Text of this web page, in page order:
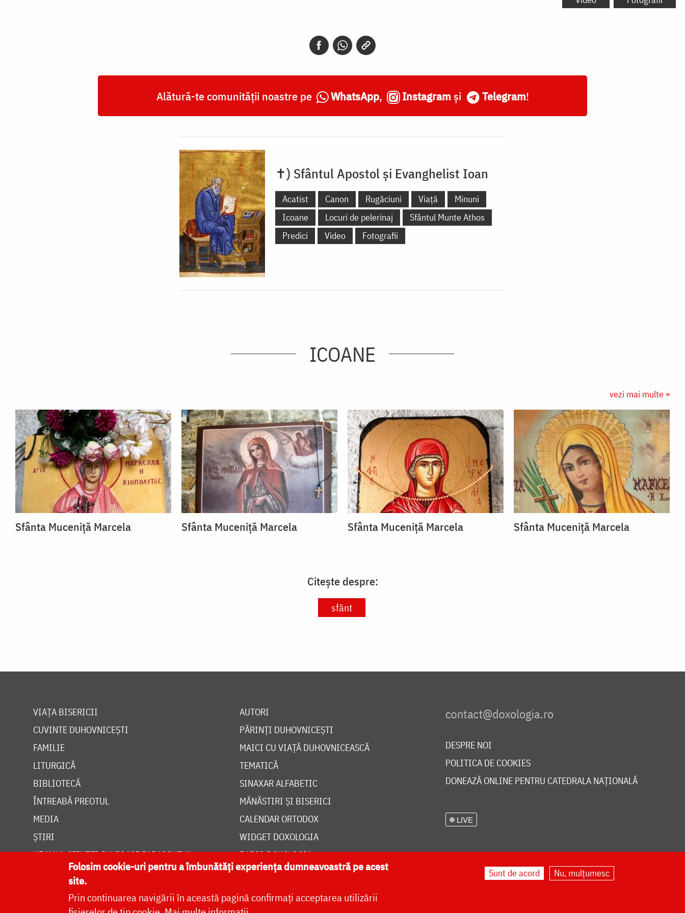
Alătură-te comunității noastre pe WhatsApp, Instagram și Telegram!
✝) Sfântul Apostol și Evanghelist Ioan
Acatist Canon Rugăciuni Viață
Minuni
Icoane
Locuri de pelerinaj
Sfântul Munte Athos
Predici
Video Fotografii
ICOANE
vezi mai multe »
Sfânta Muceniță Marcela Sfânta Muceniță Marcela Sfânta Muceniță Marcela Sfânta Muceniță Marcela
Citește despre:
sfânt
VIAȚA BISERICII
CUVINTE DUHOVNICEȘTI
FAMILIE
LITURGICĂ
BIBLIOTECĂ
ÎNTREABĂ PREOTUL
MEDIA
ȘTIRI
HRAMUL SFINTEI CUVIOASE PARASCHEVA
AUTORI
PĂRINȚI DUHOVNICEȘTI
MAICI CU VIAȚĂ DUHOVNICEASCĂ
TEMATICĂ
SINAXAR ALFABETIC
MĂNĂSTIRI ȘI BISERICI
CALENDAR ORTODOX
WIDGET DOXOLOGIA
RADIO DOXOLOGIA
DESPRE NOI
POLITICA DE COOKIES
DONEAZĂ ONLINE PENTRU CATEDRALA NAȚIONALĂ
LIVE
Folosim cookie-uri pentru a îmbunătăți experiența dumneavoastră pe acest
site.
Prin continuarea navigării în această pagină confirmați acceptarea utilizării
Sunt de acord Nu, mulțumesc